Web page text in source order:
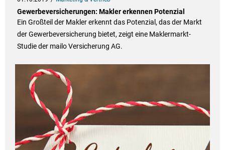
Gewerbeversicherungen: Makler erkennen Potenzial
Ein Großteil der Makler erkennt das Potenzial, das der Markt
der Gewerbeversicherung bietet, zeigt eine Maklermarkt-
Studie der mailo Versicherung AG.